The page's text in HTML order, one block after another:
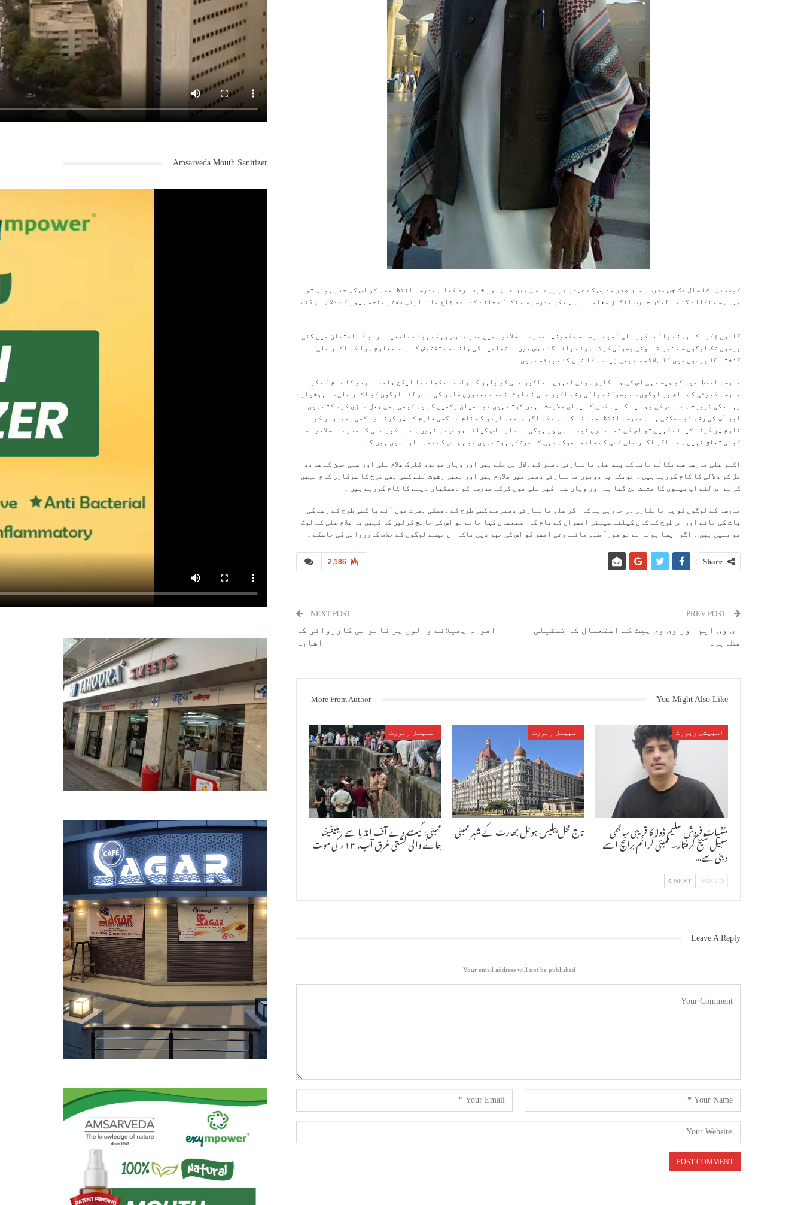
کوشمبی : ۱۸ سال تک جس مدرسہ میں صدر مدرس کے عہدہ پر رہے اسی میں غبن اور خرد برد کیا ۔ مدرسہ انتظامیہ کو اس کی خبر ہوئی تو
وہاں سے نکالے گئے ۔ لیکن حیرت انگیز معاملہ یہ ہے کہ مدرسہ سے نکالے جانے کے بعد ضلع مائنارٹی دفتر منجھن پور کے دلال بن گئے
۔
گائوں ٹِکرا کے رہنے والے اکبر علی لمبے عرصہ سے کھونپا مدرسہ اسلامیہ میں صدر مدرس رہتے ہوئے جامعیہ اردو کے امتحان میں کئی
برسوں تک لوگوں سے غیر قانونی وصولی کرتے ہوئے پائے گئے جس میں انتظامیہ کی جانب سے تفتیش کے بعد معلوم ہوا کہ اکبر علی
گذشتہ ۱۵ برسوں میں ۱۲ ؍لاکھ سے بھی زیادہ کا غبن کئے بیٹھے ہیں ۔
مدرسہ انتظامیہ کو جیسے ہی اس کی جانکاری ہوئی انہوں نے اکبر علی کو باہر کا راستہ دکھا دیا لیکن جامعہ اردو کا نام لے کر
مدرسہ کمیٹی کے نام پر لوگوں سے وصولنے والی رقم اکبر علی نے لوٹانے سے معذوری ظاہر کی ۔ اس لئے لوگوں کو اکبر علی سے ہوشیار
رہنے کی ضرورت ہے ۔ اس کی وجہ یہ کہ یہ کسی کے یہاں ملازمت نہیں کرتے ہیں تو دھیان رکھیں کہ یہ کبھی بھی جعل سازی کر سکتے ہیں
اور آپ کی رقم ڈوب سکتی ہے ۔ مدرسہ انتظامیہ نے کہا ہے کہ اگر جامعہ اردو کے نام سے کسی فارم کے پُر کرنے یا کسی امیدوار کو
فارم پُر کرنے کیلئے کہیں تو اس کی ذمہ داری خود انہی پر ہوگی ۔ ادارہ اس کیلئے جواب دہ نہیں ہے ۔ اکبر علی کا مدرسہ اسلامیہ سے
کوئی تعلق نہیں ہے ۔ اگر اکبر علی کسی کے ساتھ دھوکہ دہی کے مرتکب ہوتے ہیں تو ہم اس کے ذمہ دار نہیں ہوں گے ۔
اکبر علی مدرسہ سے نکالے جانے کے بعد ضلع مائنارٹی دفتر کے دلال بن چکے ہیں اور وہاں موجود کلرک غلام علی اور علی حسن کے ساتھ
مل کر دلالی کا کام کررہے ہیں ۔ چونکہ یہ دونوں مائنارٹی دفتر میں ملازم ہیں اور بغیر رشوت لئے کسی بھی طرح کا سرکاری کام نہیں
کرتے اس لئے اب تینوں کا مثلث بن گیا ہے اور وہاں سے اکبر علی فون کرکے مدرسہ کو دھمکیاں دینے کا کام کررہے ہیں ۔
مدرسہ کے لوگوں کو یہ جانکاری دی جارہی ہے کہ اگر ضلع مائنارٹی دفتر سے کسی طرح کے دھمکی بھرے فون آئے یا کسی طرح کے رعب کی
بات کی جائے اور اس طرح کے کال کیلئے سینئر افسران کے نام کا استعمال کیا جائے تو اس کی جانچ کرلیں کہ کہیں یہ غلام علی کے لوگ
تو نہیں ہیں ۔ اگر ایسا ہوتا ہے تو فوراً ضلع مائنارٹی افسر کو اس کی خبر دیں تاکہ ان جیسے لوگوں کے خلاف کارروائی کی جاسکے ۔
2,186 Share
ای وی ایم اور وی وی پیٹ کے استعمال کا تمثیلی
مظاہرہ
NEXT POST
افواہ پھیلانے والوں پر قانو نی کارروائی کا
اشارہ
You Might Also Like
More From Author
اسپیشل رپورٹ
منشیات فروش سلیم ڈولا کا قریبی ساتھی
سہیل شیخ گرفتار۔ ممبئی کرائم برانچ اسے
دبئی سے…
اسپیشل رپورٹ
تاج محل پیلیس ہوٹل بھارت کے شہر ممبئی
اسپیشل رپورٹ
ممبئی: گیٹ وے آف انڈیا سے ایلیفینٹا
جانے والی کشتی غرق آب، ۱۳؍ کی موت
NEXT
Leave A Reply
Your email address will not be published.
Amsarveda Mouth Sanitizer